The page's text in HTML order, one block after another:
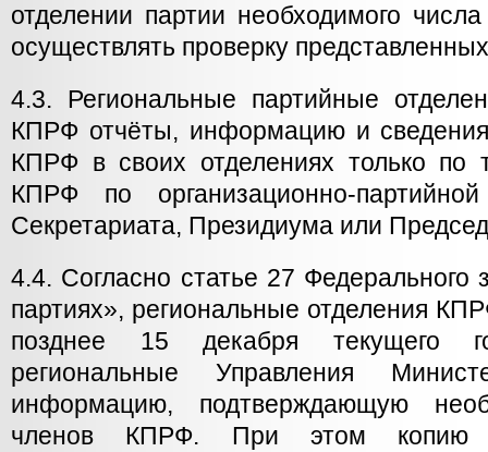
отделении партии необходимого
осуществлять проверку
4.3. Региональные партийные
КПРФ отчёты, информацию и
КПРФ в своих отделениях только по
КПРФ по организационно-
Секретариата, Президиума или
4.4. Согласно статье 27 Федерального
партиях», региональные отделения
позднее 15 декабря текущего
региональные Управления
информацию, подтверждающую
членов КПРФ. При этом копию